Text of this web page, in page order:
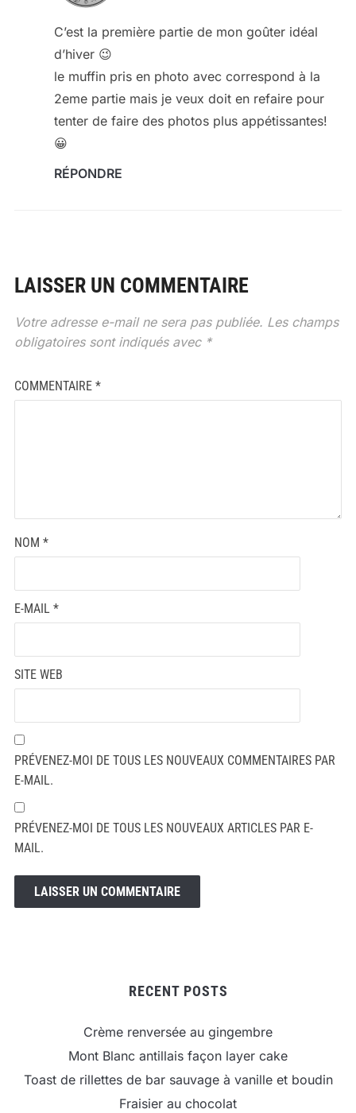
C’est la première partie de mon goûter idéal
d’hiver 😉
le muffin pris en photo avec correspond à la
2eme partie mais je veux doit en refaire pour
tenter de faire des photos plus appétissantes!
😀
RÉPONDRE
LAISSER UN COMMENTAIRE
Votre adresse e-mail ne sera pas publiée. Les champs
obligatoires sont indiqués avec *
COMMENTAIRE *
NOM *
E-MAIL *
SITE WEB
PRÉVENEZ-MOI DE TOUS LES NOUVEAUX COMMENTAIRES PAR
E-MAIL.
PRÉVENEZ-MOI DE TOUS LES NOUVEAUX ARTICLES PAR E-
MAIL.
RECENT POSTS
Crème renversée au gingembre
Mont Blanc antillais façon layer cake
Toast de rillettes de bar sauvage à vanille et boudin
Fraisier au chocolat